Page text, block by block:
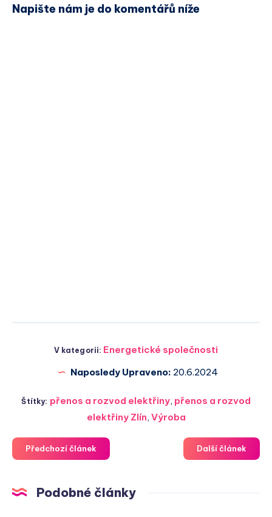
Napište nám je do komentářů níže
V kategorii: Energetické společnosti
Naposledy Upraveno: 20.6.2024
Štítky: přenos a rozvod elektřiny, přenos a rozvod
elektřiny Zlín, Výroba
Předchozí článek Další článek
Podobné články